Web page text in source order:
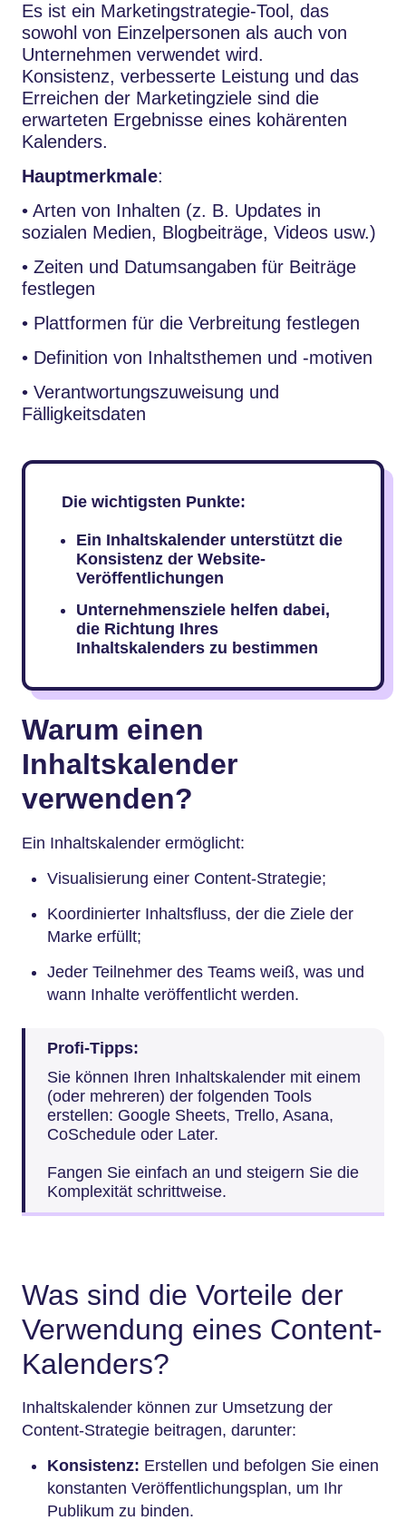
Es ist ein Marketingstrategie-Tool, das
sowohl von Einzelpersonen als auch von
Unternehmen verwendet wird.
Konsistenz, verbesserte Leistung und das
Erreichen der Marketingziele sind die
erwarteten Ergebnisse eines kohärenten
Kalenders.
Hauptmerkmale:
• Arten von Inhalten (z. B. Updates in
sozialen Medien, Blogbeiträge, Videos usw.)
• Zeiten und Datumsangaben für Beiträge
festlegen
• Plattformen für die Verbreitung festlegen
• Definition von Inhaltsthemen und -motiven
• Verantwortungszuweisung und
Fälligkeitsdaten
Die wichtigsten Punkte:
Ein Inhaltskalender unterstützt die
Konsistenz der Website-
Veröffentlichungen
Unternehmensziele helfen dabei,
die Richtung Ihres
Inhaltskalenders zu bestimmen
Warum einen
Inhaltskalender
verwenden?
Ein Inhaltskalender ermöglicht:
Visualisierung einer Content-Strategie;
Koordinierter Inhaltsfluss, der die Ziele der
Marke erfüllt;
Jeder Teilnehmer des Teams weiß, was und
wann Inhalte veröffentlicht werden.
Profi-Tipps:
Sie können Ihren Inhaltskalender mit einem
(oder mehreren) der folgenden Tools
erstellen: Google Sheets, Trello, Asana,
CoSchedule oder Later.
Fangen Sie einfach an und steigern Sie die
Komplexität schrittweise.
Was sind die Vorteile der
Verwendung eines Content-
Kalenders?
Inhaltskalender können zur Umsetzung der
Content-Strategie beitragen, darunter:
Konsistenz: Erstellen und befolgen Sie einen
konstanten Veröffentlichungsplan, um Ihr
Publikum zu binden.